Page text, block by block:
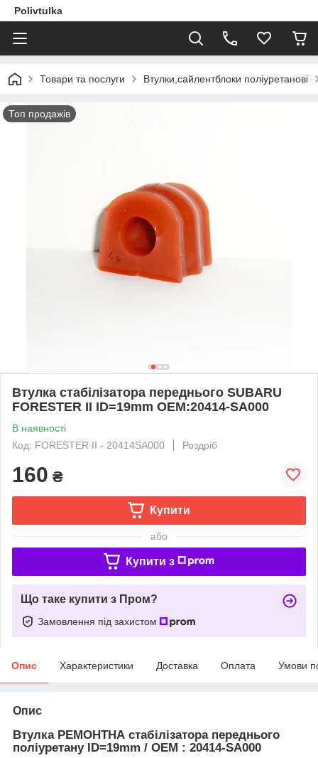
Polivtulka
Товари та послуги Втулки,сайлентблоки поліуретанові
Топ продажів
Втулка стабілізатора переднього SUBARU
FORESTER II ID=19mm OЕМ:20414-SA000
В наявності
Код: FORESTER II - 20414SA000
Роздріб
160 ₴
Купити
або
Купити з
Що таке купити з Пром?
Замовлення під захистом
Опис Характеристики Доставка Оплата Умови
Опис
Втулка РЕМОНТНА стабілізатора переднього
поліуретану ID=19mm / ОЕМ : 20414-SA000